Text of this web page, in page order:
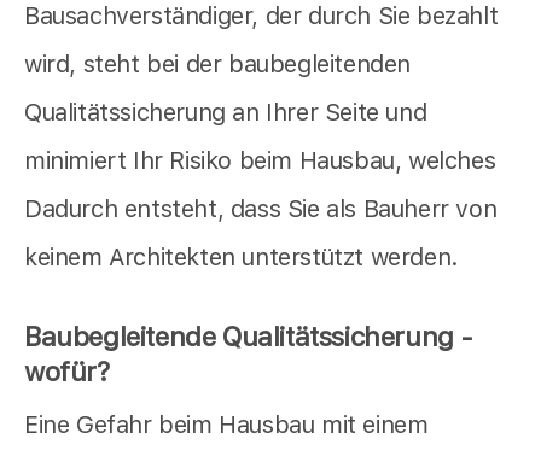
Bausachverständiger, der durch Sie bezahlt
wird, steht bei der baubegleitenden
Qualitätssicherung an Ihrer Seite und
minimiert Ihr Risiko beim Hausbau, welches
Dadurch entsteht, dass Sie als Bauherr von
keinem Architekten unterstützt werden.
Baubegleitende Qualitätssicherung -
wofür?
Eine Gefahr beim Hausbau mit einem